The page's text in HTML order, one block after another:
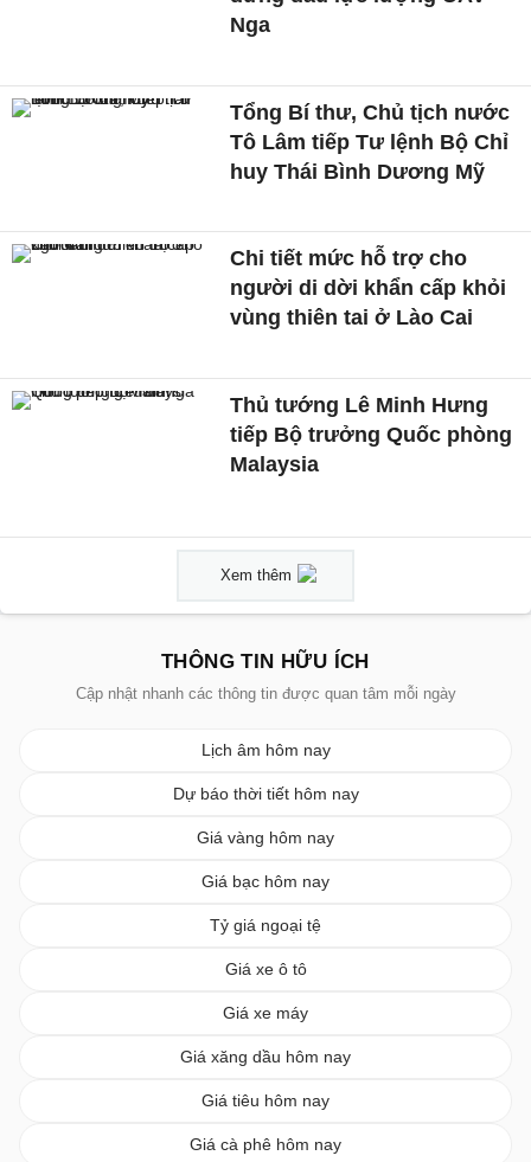
Nga
Tổng Bí thư, Chủ tịch nước
Tô Lâm tiếp Tư lệnh Bộ Chỉ
huy Thái Bình Dương Mỹ
Chi tiết mức hỗ trợ cho
người di dời khẩn cấp khỏi
vùng thiên tai ở Lào Cai
Thủ tướng Lê Minh Hưng
tiếp Bộ trưởng Quốc phòng
Malaysia
Xem thêm
THÔNG TIN HỮU ÍCH
Cập nhật nhanh các thông tin được quan tâm mỗi ngày
Lịch âm hôm nay
Dự báo thời tiết hôm nay
Giá vàng hôm nay
Giá bạc hôm nay
Tỷ giá ngoại tệ
Giá xe ô tô
Giá xe máy
Giá xăng dầu hôm nay
Giá tiêu hôm nay
Giá cà phê hôm nay